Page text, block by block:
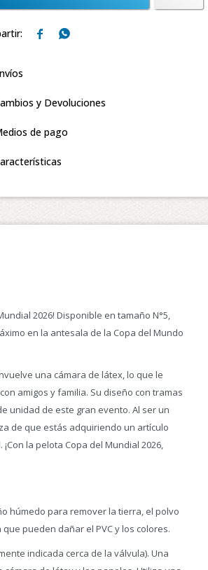
 
y Devoluciones
de pago
2026! Disponible en tamaño N°5,
en la antesala de la Copa del Mundo
una cámara de látex, lo que le
amigos y familia. Su diseño con tramas
unidad de este gran evento. Al ser un
de que estás adquiriendo un artículo
la pelota Copa del Mundial 2026,
húmedo para remover la tierra, el polvo
pueden dañar el PVC y los colores.
indicada cerca de la válvula). Una